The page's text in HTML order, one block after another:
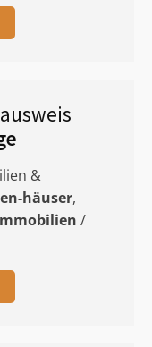
&
häuser,
/